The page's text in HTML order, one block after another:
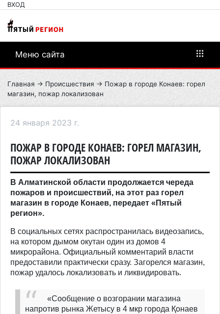
ВХОД
Меню сайта
Главная → Происшествия → Пожар в городе Конаев: горел
магазин, пожар локализован
24 января 2023 г.
ПОЖАР В ГОРОДЕ КОНАЕВ: ГОРЕЛ МАГАЗИН,
ПОЖАР ЛОКАЛИЗОВАН
В Алматинской области продолжается череда
пожаров и происшествий, на этот раз горел
магазин в городе Конаев, передает «Пятый
регион».
В социальных сетях распространилась видеозапись,
на котором дымом окутан один из домов 4
микрорайона. Официальный комментарий власти
предоставили практически сразу. Загорелся магазин,
пожар удалось локализовать и ликвидировать.
«Сообщение о возгорании магазина
напротив рынка Жетысу в 4 мкр города Қонаев